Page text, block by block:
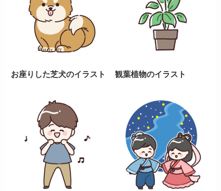
お座りした芝犬のイラスト 観葉植物のイラスト